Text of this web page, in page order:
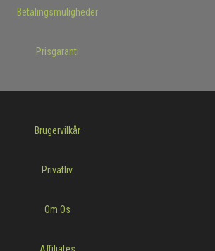
Betalingsmuligheder
Prisgaranti
Brugervilkår
Privatliv
Om Os